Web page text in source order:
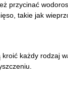
przycinać
takie jak
każdy rodzaj